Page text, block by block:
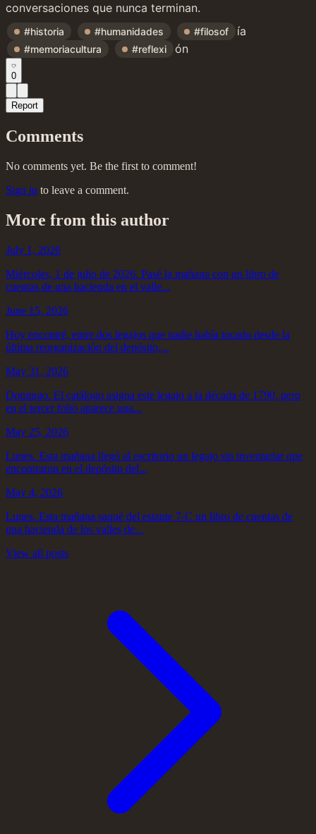
conversaciones que nunca terminan.
#historia #humanidades #filosof ía
#memoriacultura #reflexi ón
0
Report
Comments
No comments yet. Be the first to comment!
Sign in to leave a comment.
More from this author
July 1, 2026
Miércoles, 1 de julio de 2026. Pasé la mañana con un libro de
cuentas de una hacienda en el valle...
June 15, 2026
Hoy encontré, entre dos legajos que nadie había tocado desde la
última reorganización del depósito,...
May 31, 2026
Domingo. El catálogo asigna este legajo a la década de 1790, pero
en el tercer folio aparece una...
May 25, 2026
Lunes. Esta mañana llegó al escritorio un legajo sin inventariar que
encontraron en el depósito del...
May 4, 2026
Lunes. Esta mañana saqué del estante 7-C un libro de cuentas de
una hacienda de los valles de...
View all posts